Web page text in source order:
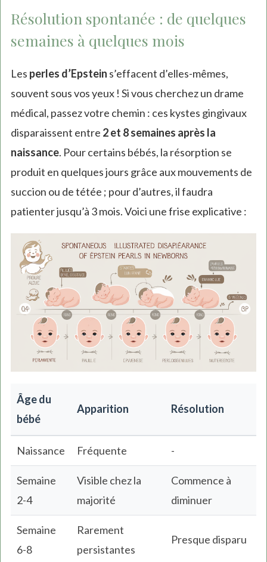
Résolution spontanée : de quelques
semaines à quelques mois
Les perles d’Epstein s’effacent d’elles-mêmes,
souvent sous vos yeux ! Si vous cherchez un drame
médical, passez votre chemin : ces kystes gingivaux
disparaissent entre 2 et 8 semaines après la
naissance. Pour certains bébés, la résorption se
produit en quelques jours grâce aux mouvements de
succion ou de tétée ; pour d’autres, il faudra
patienter jusqu’à 3 mois. Voici une frise explicative :
Âge du
bébé
Apparition Résolution
Naissance Fréquente -
Semaine
2-4
Visible chez la
majorité
Commence à
diminuer
Semaine
6-8
Rarement
persistantes
Presque disparu